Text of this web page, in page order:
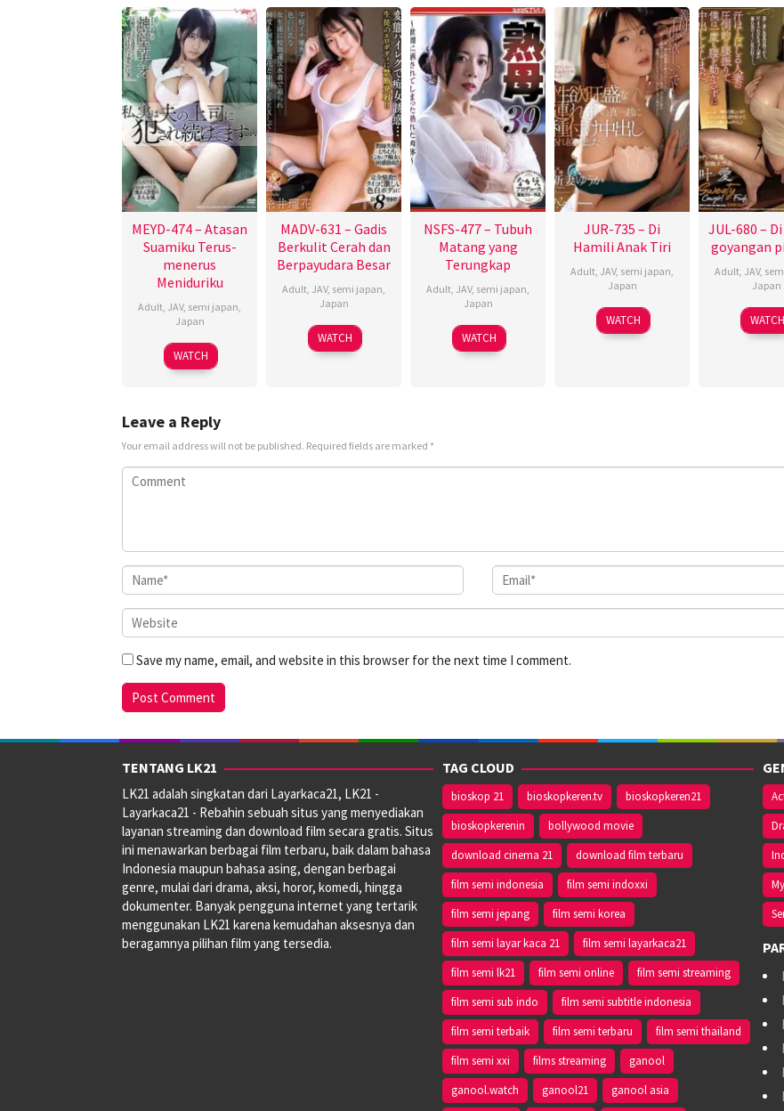
MEYD-474 – Atasan
Suamiku Terus-
menerus
Meniduriku
Adult JAV, semi japan
Japan
WATCH
MADV-631 – Gadis
Berkulit Cerah dan
Berpayudara Besar
Adult JAV, semi japan
Japan
WATCH
NSFS-477 – Tubuh
Matang yang
Terungkap
Adult JAV, semi japan
Japan
WATCH
JUR-735 – Di
Hamili Anak Tiri
Adult JAV, semi japan
Japan
WATCH
JUL-680 –
goyangan
Adult JAV,
Japan
WATCH
Leave a Reply
Your email address will not be published. Required fields are marked *
Save my name, email, and website in this browser for the next time I comment.
TENTANG LK21
LK21 adalah singkatan dari Layarkaca21, LK21 -
Layarkaca21 - Rebahin sebuah situs yang menyediakan
layanan streaming dan download film secara gratis. Situs
ini menawarkan berbagai film terbaru, baik dalam bahasa
Indonesia maupun bahasa asing, dengan berbagai
genre, mulai dari drama, aksi, horor, komedi, hingga
dokumenter. Banyak pengguna internet yang tertarik
menggunakan LK21 karena kemudahan aksesnya dan
beragamnya pilihan film yang tersedia.
TAG CLOUD
bioskop 21 bioskopkeren.tv
bioskopkeren21
bioskopkerenin
bollywood movie
download cinema 21
download film terbaru
film semi indonesia
film semi indoxxi
film semi jepang
film semi korea
film semi layar kaca 21
film semi layarkaca21
film semi lk21
film semi online
film semi streaming
film semi sub indo
film semi subtitle indonesia
film semi terbaik
film semi terbaru
film semi thailand
film semi xxi
films streaming
ganool
ganool.watch
ganool21 ganool asia